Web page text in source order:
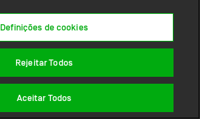
Definições de cookies
Rejeitar Todos
Aceitar Todos